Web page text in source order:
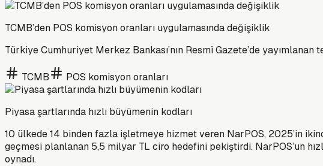
TCMB’den POS komisyon oranları uygulamasında değişiklik
Türkiye Cumhuriyet Merkez Bankası’nın Resmî Gazete’de
TCMB POS komisyon oranları
Piyasa şartlarında hızlı büyümenin kodları
10 ülkede 14 binden fazla işletmeye hizmet veren NarPOS, 2025’in
geçmesi planlanan 5,5 milyar TL ciro hedefini pekiştirdi. NarPOS’un
oynadı.